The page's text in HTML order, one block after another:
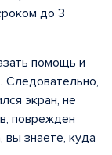
до 3
помощь и
Следовательно,
экран, не
поврежден
знаете, куда